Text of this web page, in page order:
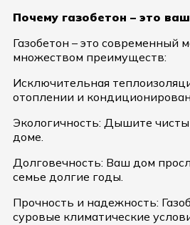
Почему газобетон – это
Газобетон – это современный
множеством преимуществ:
Исключительная
отоплении и
Экологичность: Дышите
доме.
Долговечность: Ваш дом
семье долгие годы.
Прочность и надежность:
суровые климатические